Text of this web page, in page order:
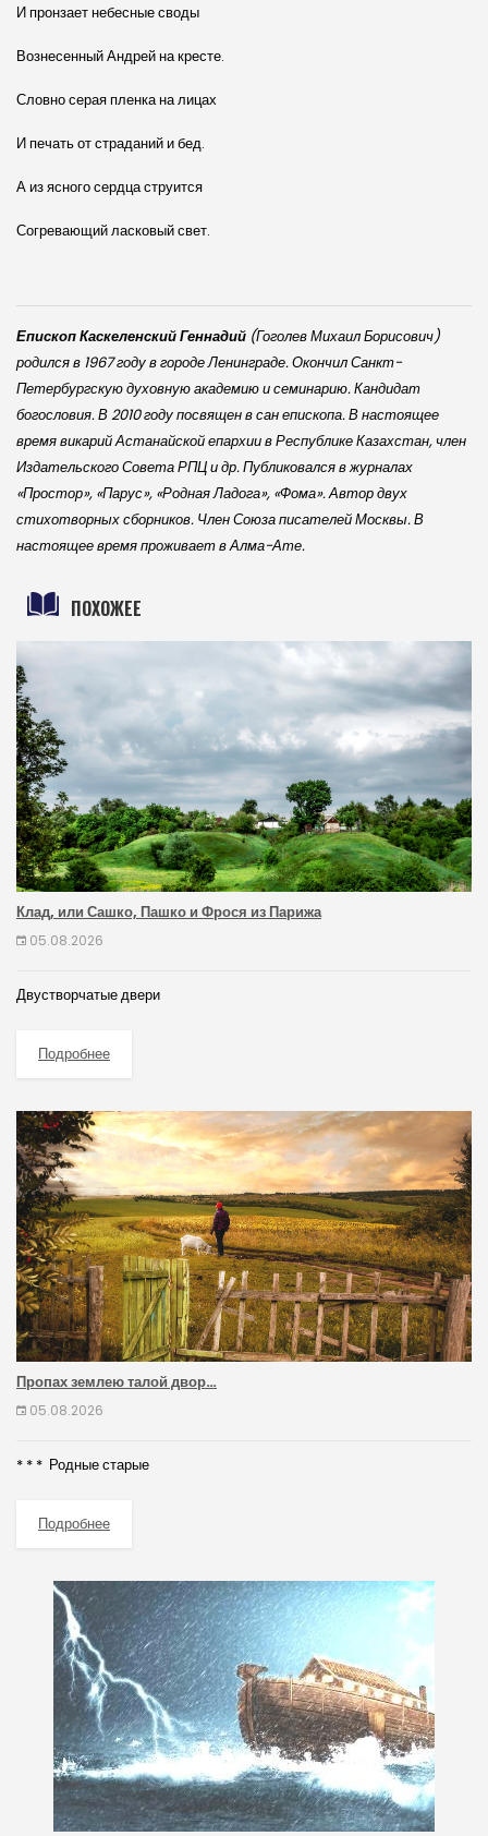
И пронзает небесные своды
Вознесенный Андрей на кресте.
Словно серая пленка на лицах
И печать от страданий и бед.
А из ясного сердца струится
Согревающий ласковый свет.
Епископ Каскеленский Геннадий (Гоголев Михаил Борисович)
родился в 1967 году в городе Ленинграде. Окончил Санкт-
Петербургскую духовную академию и семинарию. Кандидат
богословия. В 2010 году посвящен в сан епископа. В настоящее
время викарий Астанайской епархии в Республике Казахстан, член
Издательского Совета РПЦ и др. Публиковался в журналах
«Простор», «Парус», «Родная Ладога», «Фома». Автор двух
стихотворных сборников. Член Союза писателей Москвы. В
настоящее время проживает в Алма-Ате.
ПОХОЖЕЕ
Клад, или Сашко, Пашко и Фрося из Парижа
05.08.2026
Двустворчатые двери
Подробнее
Пропах землею талой двор…
05.08.2026
* * * Родные старые
Подробнее